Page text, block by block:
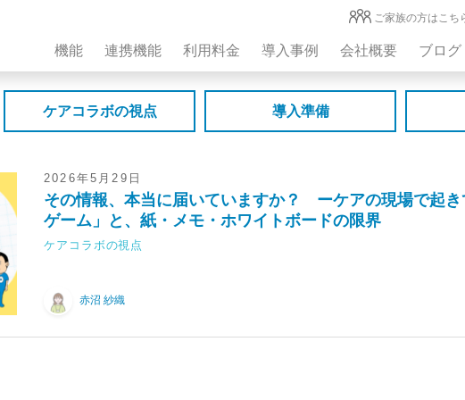
ご家族の方はこち
機能 連携機能 利用料金 導入事例 会社概要 ブログ
ケアコラボの視点 導入準備
2026年5月29日
その情報、本当に届いていますか？ ーケアの現場で起き
ゲーム」と、紙・メモ・ホワイトボードの限界
ケアコラボの視点
赤沼 紗織